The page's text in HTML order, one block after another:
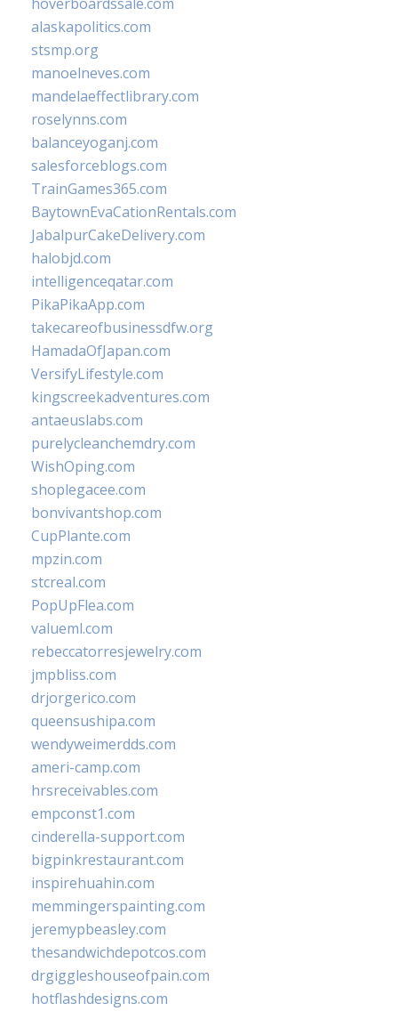
alaskapolitics.com
stsmp.org
manoelneves.com
mandelaeffectlibrary.com
roselynns.com
balanceyoganj.com
salesforceblogs.com
TrainGames365.com
BaytownEvaCationRentals.com
JabalpurCakeDelivery.com
halobjd.com
intelligenceqatar.com
PikaPikaApp.com
takecareofbusinessdfw.org
HamadaOfJapan.com
VersifyLifestyle.com
kingscreekadventures.com
antaeuslabs.com
purelycleanchemdry.com
WishOping.com
shoplegacee.com
bonvivantshop.com
CupPlante.com
mpzin.com
stcreal.com
PopUpFlea.com
valueml.com
rebeccatorresjewelry.com
jmpbliss.com
drjorgerico.com
queensushipa.com
wendyweimerdds.com
ameri-camp.com
hrsreceivables.com
empconst1.com
cinderella-support.com
bigpinkrestaurant.com
inspirehuahin.com
memmingerspainting.com
jeremypbeasley.com
thesandwichdepotcos.com
drgiggleshouseofpain.com
hotflashdesigns.com